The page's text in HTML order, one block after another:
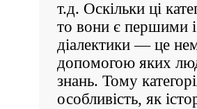
т.д. Оскільки ці
то вони є першими і
діалектики — це
допомогою яких
знань. Тому
особливість, як